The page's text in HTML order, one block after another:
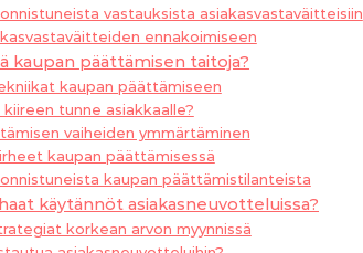
vastauksista asiakasvastaväitteisiin
ennakoimiseen
kaupan päättämisen taitoja?
kaupan päättämiseen
kiireen tunne asiakkaalle?
vaiheiden ymmärtäminen
kaupan päättämisessä
kaupan päättämistilanteista
käytännöt asiakasneuvotteluissa?
korkean arvon myynnissä